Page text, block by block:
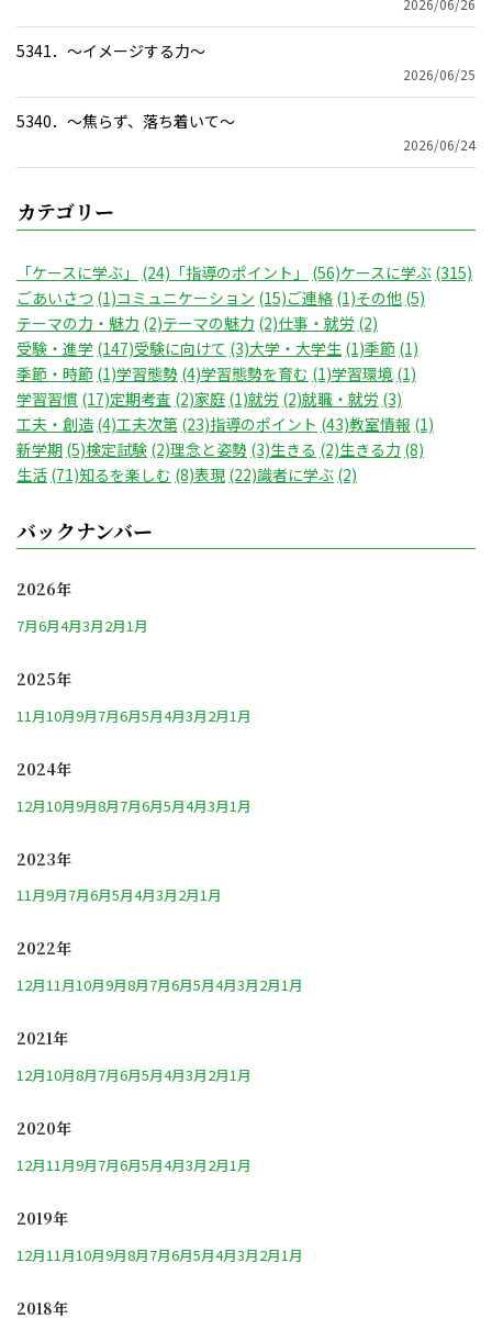
2026/06/26
5341．～イメージする力〜
2026/06/25
5340．～焦らず、落ち着いて〜
2026/06/24
カテゴリー
「ケースに学ぶ」 (24) 「指導のポイント」 (56)ケースに学ぶ (315)
ごあいさつ (1)コミュニケーション (15)ご連絡 (1)その他 (5)
テーマの力・魅力 (2)テーマの魅力 (2)仕事・就労 (2)
受験・進学 (147)受験に向けて (3)大学・大学生 (1)季節 (1)
季節・時節 (1)学習態勢 (4)学習態勢を育む (1)学習環境 (1)
学習習慣 (17)定期考査 (2)家庭 (1)就労 (2)就職・就労 (3)
工夫・創造 (4)工夫次第 (23)指導のポイント (43)教室情報 (1)
新学期 (5)検定試験 (2)理念と姿勢 (3)生きる (2)生きる力 (8)
生活 (71)知るを楽しむ (8)表現 (22)識者に学ぶ (2)
バックナンバー
2026年
7月6月4月3月2月1月
2025年
11月10月9月7月6月5月4月3月2月1月
2024年
12月10月9月8月7月6月5月4月3月1月
2023年
11月9月7月6月5月4月3月2月1月
2022年
12月11月10月9月8月7月6月5月4月3月2月1月
2021年
12月10月8月7月6月5月4月3月2月1月
2020年
12月11月9月7月6月5月4月3月2月1月
2019年
12月11月10月9月8月7月6月5月4月3月2月1月
2018年